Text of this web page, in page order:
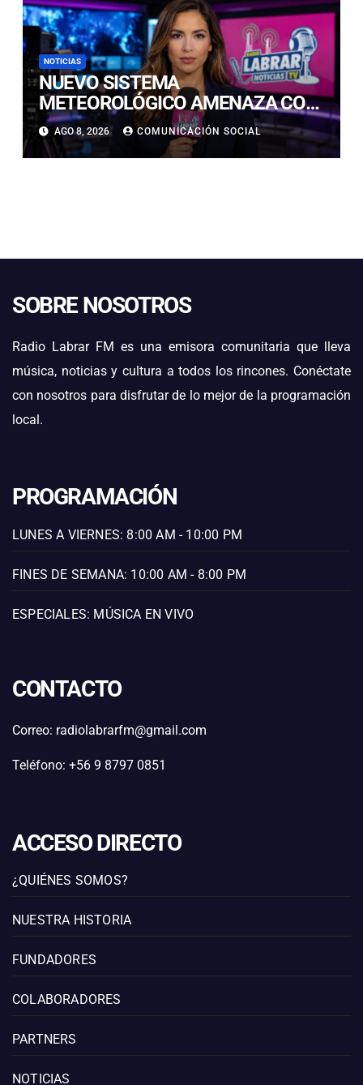
NOTICIAS
NUEVO SISTEMA
METEOROLÓGICO AMENAZA CON
LLUVIAS, NIEVE Y TORMENTAS
ELÉCTRICAS EN ATACAMA
AGO 8, 2026 COMUNICACIÓN SOCIAL
SOBRE NOSOTROS
Radio Labrar FM es una emisora comunitaria que lleva
música, noticias y cultura a todos los rincones. Conéctate
con nosotros para disfrutar de lo mejor de la programación
local.
PROGRAMACIÓN
LUNES A VIERNES: 8:00 AM - 10:00 PM
FINES DE SEMANA: 10:00 AM - 8:00 PM
ESPECIALES: MÚSICA EN VIVO
CONTACTO
Correo: radiolabrarfm@gmail.com
Teléfono: +56 9 8797 0851
ACCESO DIRECTO
¿QUIÉNES SOMOS?
NUESTRA HISTORIA
FUNDADORES
COLABORADORES
PARTNERS
NOTICIAS